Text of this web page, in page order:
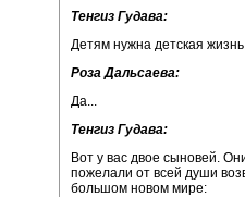
Тенгиз Гудава:
Детям нужна детская жизнь
Роза Дальсаева:
Да...
Тенгиз Гудава:
Вот у вас двое сыновей.
пожелали от всей души
большом новом мире: